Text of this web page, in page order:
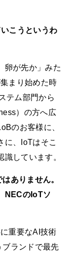
こうというわ
卵が先か」みた
まり始めた時
テム部門から
）の方へ広
のお客様に、
に、IoTはそこ
しています。
ありません。
NECのIoTソ
重要なAI技術
ランドで最先